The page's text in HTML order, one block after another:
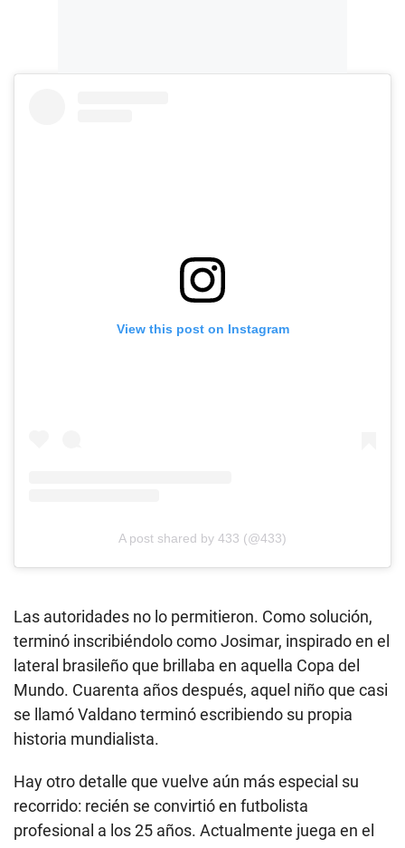
View this post on Instagram
A post shared by 433 (@433)
Las autoridades no lo permitieron. Como solución,
terminó inscribiéndolo como Josimar, inspirado en el
lateral brasileño que brillaba en aquella Copa del
Mundo. Cuarenta años después, aquel niño que casi
se llamó Valdano terminó escribiendo su propia
historia mundialista.
Hay otro detalle que vuelve aún más especial su
recorrido: recién se convirtió en futbolista
profesional a los 25 años. Actualmente juega en el